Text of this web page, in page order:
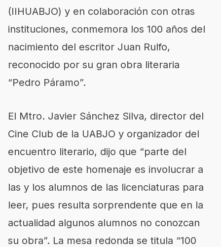
(IIHUABJO) y en colaboración con otras
instituciones, conmemora los 100 años del
nacimiento del escritor Juan Rulfo,
reconocido por su gran obra literaria
“Pedro Páramo”.
El Mtro. Javier Sánchez Silva, director del
Cine Club de la UABJO y organizador del
encuentro literario, dijo que “parte del
objetivo de este homenaje es involucrar a
las y los alumnos de las licenciaturas para
leer, pues resulta sorprendente que en la
actualidad algunos alumnos no conozcan
su obra”. La mesa redonda se titula “100